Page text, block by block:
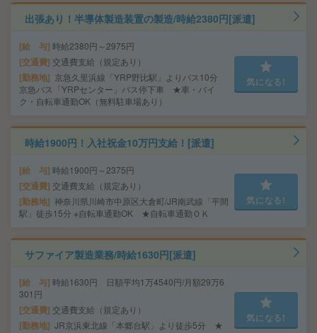
出張あり！半導体製造装置の製造/時給2380円[派遣]
給 与 時給2380円～2975円
交通費 交通費支給（規定あり）
勤務地
京急久里浜線「YRP野比駅」よりバス10分
京急バス「YRPセンター」バス停下車 ★車・バイ
ク・自転車通勤OK（無料駐車場あり）
気になる!
時給1900円！入社祝金10万円支給！[派遣]
給 与 時給1900円～2375円
交通費 交通費支給（規定あり）
勤務地 神奈川県川崎市中原区大倉町/JR南武線「平間
駅」徒歩15分 ※自転車通勤OK ★自転車通勤ＯＫ
気になる!
サファイア製造業務/時給1630円[派遣]
給 与 時給1630円 日額平均1万4540円/月額29万6
301円
交通費 交通費支給（規定あり）
勤務地 JR京浜東北線「本郷台駅」より徒歩5分 ★
気になる!